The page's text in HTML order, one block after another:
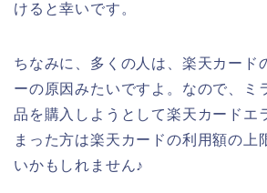
けると幸いです。
ちなみに、多くの人は、楽天カード
ーの原因みたいですよ。なので、ミ
品を購入しようとして楽天カードエ
まった方は楽天カードの利用額の上
いかもしれません♪